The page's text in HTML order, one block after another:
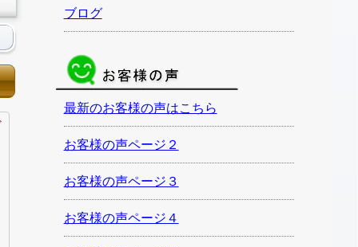
ブログ
最新のお客様の声はこちら
お客様の声ページ２
お客様の声ページ３
お客様の声ページ４